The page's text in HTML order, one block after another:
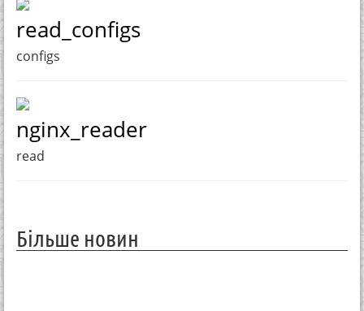
read_configs
configs
nginx_reader
read
Більше новин